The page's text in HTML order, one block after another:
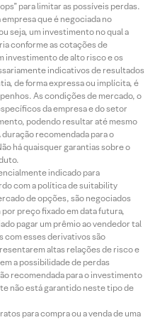
para limitar as possíveis perdas.
que é negociada no
seja, um investimento no qual a
conforme as cotações de
investimento de alto risco e os
indicativos de resultados
de forma expressa ou implícita, é
As condições de mercado, o
da empresa e do setor
podendo resultar até mesmo
recomendada para o
há quaisquer garantias sobre o
indicado para
com a política de suitability
de opções, são negociados
preço fixado em data futura,
pagar um prêmio ao vendedor tal
com esses derivativos são
altas relações de risco e
a possibilidade de perdas
recomendada para o investimento
não está garantido neste tipo de
para compra ou a venda de uma